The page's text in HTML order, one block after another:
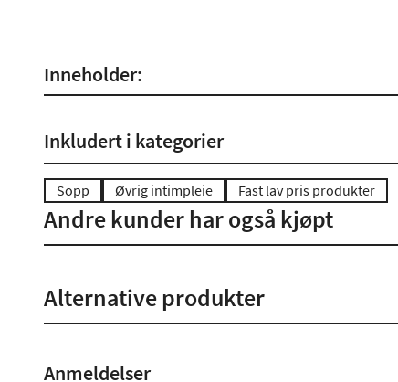
Inneholder:
Inkludert i kategorier
Sopp Øvrig intimpleie Fast lav pris produkter
Andre kunder har også kjøpt
Alternative produkter
Anmeldelser